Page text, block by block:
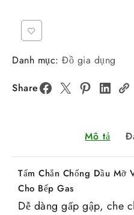
Danh mục: Đồ gia dụng
Share
Mô tả
Tấm Chắn Chống Dầu
Cho Bếp Gas
Dễ dàng gấp gập, che